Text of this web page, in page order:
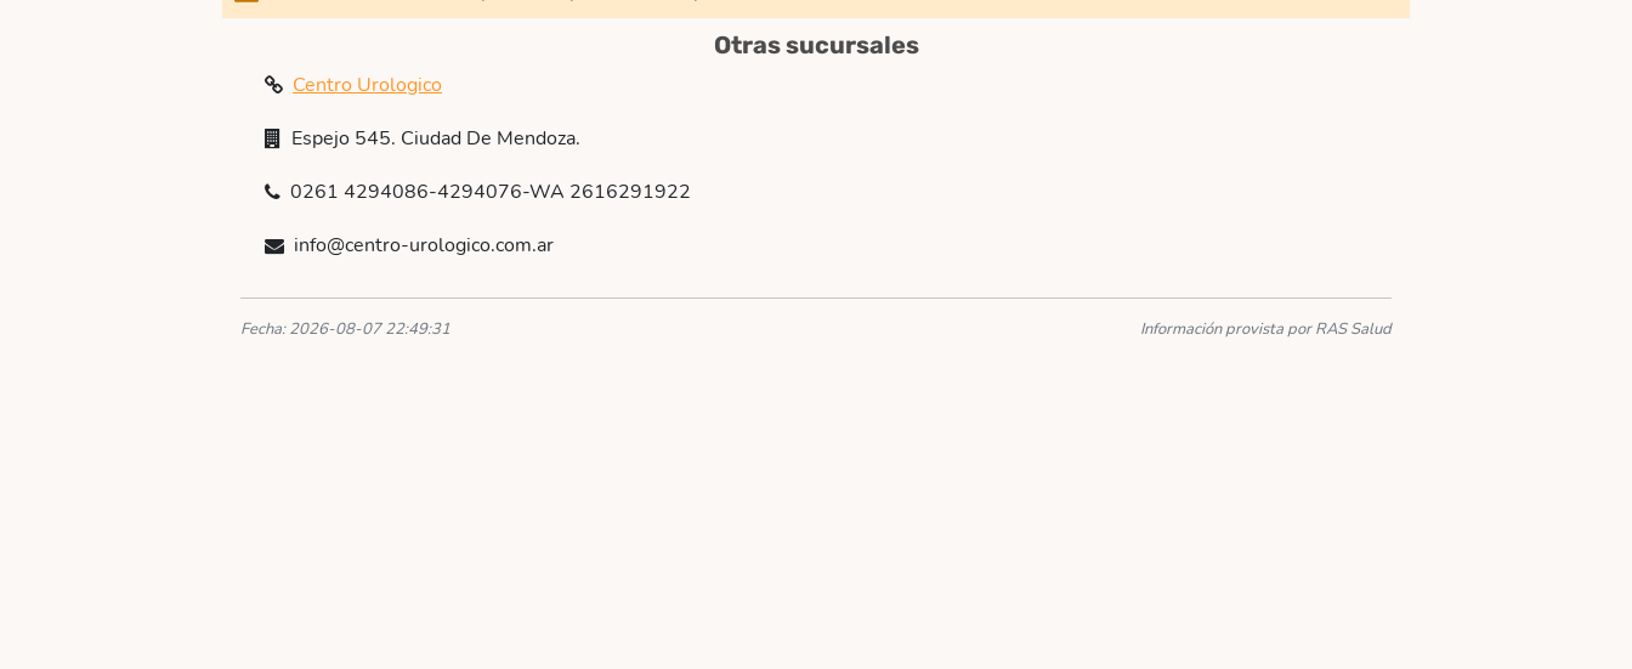
Otras sucursales
Centro Urologico
Espejo 545. Ciudad De Mendoza.
0261 4294086-4294076-WA 2616291922
info@centro-urologico.com.ar
Fecha: 2026-08-07 22:49:31 Información provista por RAS Salud